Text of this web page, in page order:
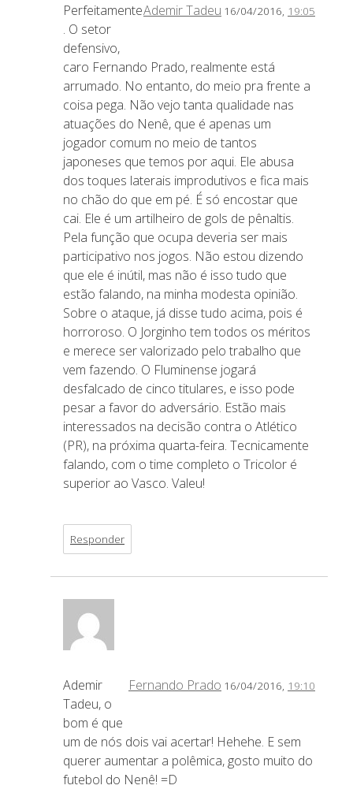
Ademir Tadeu 16/04/2016, 19:05
Perfeitamente
. O setor
defensivo,
caro Fernando Prado, realmente está
arrumado. No entanto, do meio pra frente a
coisa pega. Não vejo tanta qualidade nas
atuações do Nenê, que é apenas um
jogador comum no meio de tantos
japoneses que temos por aqui. Ele abusa
dos toques laterais improdutivos e fica mais
no chão do que em pé. É só encostar que
cai. Ele é um artilheiro de gols de pênaltis.
Pela função que ocupa deveria ser mais
participativo nos jogos. Não estou dizendo
que ele é inútil, mas não é isso tudo que
estão falando, na minha modesta opinião.
Sobre o ataque, já disse tudo acima, pois é
horroroso. O Jorginho tem todos os méritos
e merece ser valorizado pelo trabalho que
vem fazendo. O Fluminense jogará
desfalcado de cinco titulares, e isso pode
pesar a favor do adversário. Estão mais
interessados na decisão contra o Atlético
(PR), na próxima quarta-feira. Tecnicamente
falando, com o time completo o Tricolor é
superior ao Vasco. Valeu!
Responder
Fernando Prado 16/04/2016, 19:10
Ademir
Tadeu, o
bom é que
um de nós dois vai acertar! Hehehe. E sem
querer aumentar a polêmica, gosto muito do
futebol do Nenê! =D